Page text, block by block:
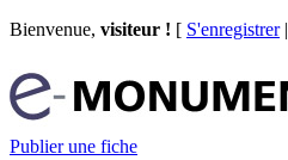
Bienvenue, visiteur ! [ S'enregistrer|
Publier une fiche